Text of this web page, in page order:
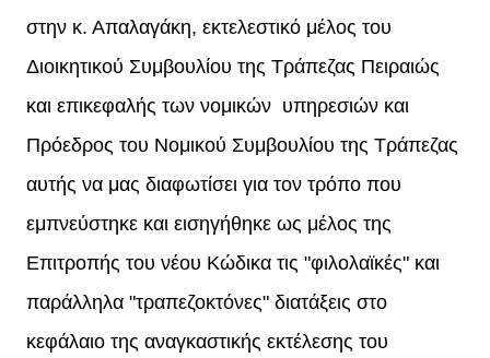
στην κ. Απαλαγάκη, εκτελεστικό μέλος του
Διοικητικού Συμβουλίου της Τράπεζας Πειραιώς
και επικεφαλής των νομικών υπηρεσιών και
Πρόεδρος του Νομικού Συμβουλίου της Τράπεζας
αυτής να μας διαφωτίσει για τον τρόπο που
εμπνεύστηκε και εισηγήθηκε ως μέλος της
Επιτροπής του νέου Κώδικα τις "φιλολαϊκές" και
παράλληλα "τραπεζοκτόνες" διατάξεις στο
κεφάλαιο της αναγκαστικής εκτέλεσης του